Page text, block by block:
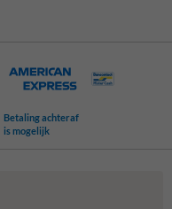
Betaling achteraf
is mogelijk